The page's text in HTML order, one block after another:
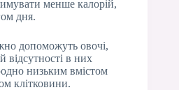
менше калорій,
дня.
допоможуть овочі,
відсутності в них
низьким вмістом
клітковини.